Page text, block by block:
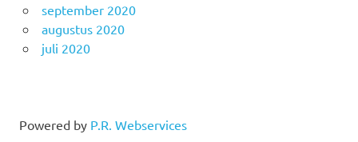
september 2020
augustus 2020
juli 2020
Powered by P.R. Webservices